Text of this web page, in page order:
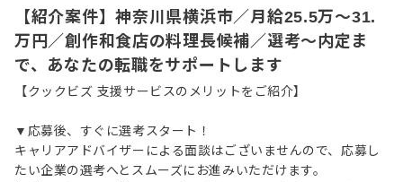
【紹介案件】神奈川県横浜市／月給25.5万～31.
万円／創作和食店の料理長候補／選考～内定ま
で、あなたの転職をサポートします
【クックビズ 支援サービスのメリットをご紹介】
▼応募後、すぐに選考スタート！
キャリアアドバイザーによる面談はございませんので、応募し
たい企業の選考へとスムーズにお進みいただけます。